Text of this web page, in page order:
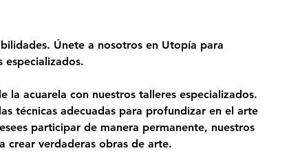
Únete a nosotros en Utopía para
especializados.
acuarela con nuestros talleres especializados.
técnicas adecuadas para profundizar en el arte
participar de manera permanente, nuestros
crear verdaderas obras de arte.